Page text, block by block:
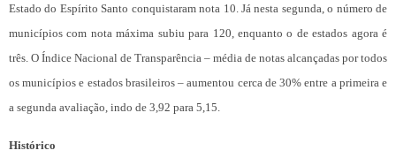
Estado do Espírito Santo conquistaram nota 10. Já nesta segunda, o número de
municípios com nota máxima subiu para 120, enquanto o de estados agora é
três. O Índice Nacional de Transparência – média de notas alcançadas por todos
os municípios e estados brasileiros – aumentou cerca de 30% entre a primeira e
a segunda avaliação, indo de 3,92 para 5,15.
Histórico